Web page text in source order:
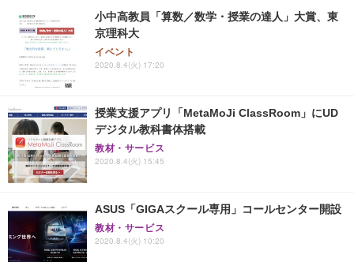
小中高教員「算数／数学・授業の達人」大賞、東
京理科大
イベント
2020.8.4(火) 17:20
授業支援アプリ「MetaMoJi ClassRoom」にUD
デジタル教科書体搭載
教材・サービス
2020.8.4(火) 15:45
ASUS「GIGAスクール専用」コールセンター開設
教材・サービス
2020.8.4(火) 10:20